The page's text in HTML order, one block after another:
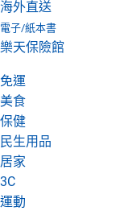
海外直送
電子/紙本書
樂天保險館
免運
美食
保健
民生用品
居家
3C
運動